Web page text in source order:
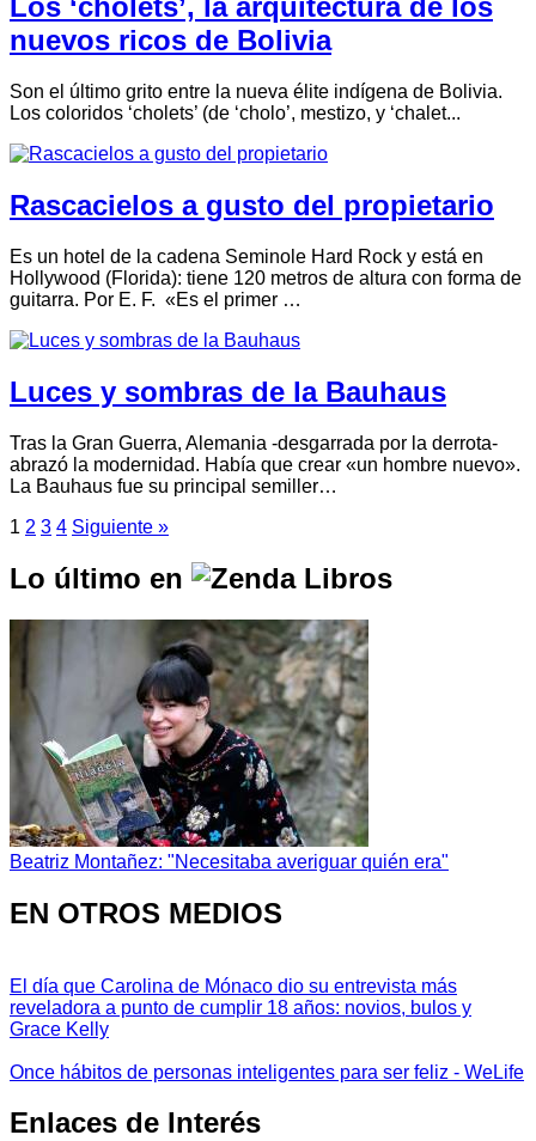
Los ‘cholets’, la arquitectura de los
nuevos ricos de Bolivia
Son el último grito entre la nueva élite indígena de Bolivia.
Los coloridos ‘cholets’ (de ‘cholo’, mestizo, y ‘chalet...
Rascacielos a gusto del propietario
Es un hotel de la cadena Seminole Hard Rock y está en
Hollywood (Florida): tiene 120 metros de altura con forma de
guitarra. Por E. F. «Es el primer …
Luces y sombras de la Bauhaus
Tras la Gran Guerra, Alemania -desgarrada por la derrota-
abrazó la modernidad. Había que crear «un hombre nuevo».
La Bauhaus fue su principal semiller…
1 2 3 4 Siguiente »
Lo último en
Beatriz Montañez: "Necesitaba averiguar quién era"
EN OTROS MEDIOS
El día que Carolina de Mónaco dio su entrevista más
reveladora a punto de cumplir 18 años: novios, bulos y
Grace Kelly
Once hábitos de personas inteligentes para ser feliz - WeLife
Enlaces de Interés